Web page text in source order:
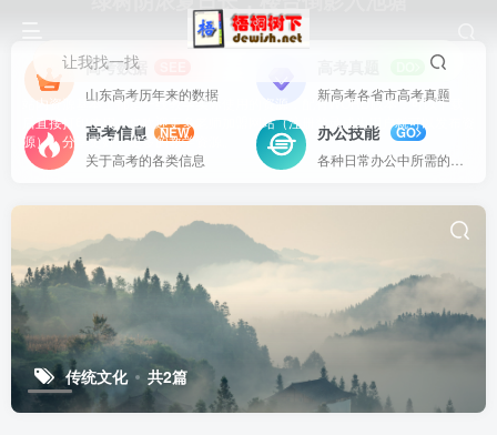
让我找一找
站内资源基本上都是一线教学实际使用的资源，配有WORD版本，可以下载
后直接打印使用。也欢迎更多老师加盟网站（注册登录成为用户就可以发布资
源），分享更好、更多的教学资源。
高考数据
山东高考历年来的数据
新高考各省市高考真题
高考信息
NEW
关于高考的各类信息
办公技能
GO
传统文化 共2篇